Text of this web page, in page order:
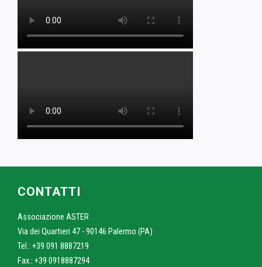
CONTATTI
Associazione ASTER
Via dei Quartieri 47 - 90146 Palermo (PA)
Tel.: +39 091 8887219
Fax.: +39 0918887294